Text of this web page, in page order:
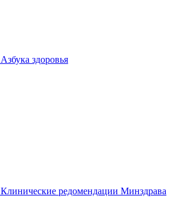
Азбука здоровья
Клинические редомендации Минздрава